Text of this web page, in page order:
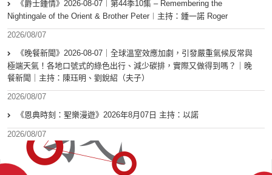
《爵士鍾情》2026-08-07︱第44季10集 – Remembering the
Nightingale of the Orient & Brother Peter︱主持：鍾一諾 Roger
2026/08/07
《晚餐新聞》2026-08-07｜全球溫室效應加劇，引發嚴重氣候反常與
極端天氣！各地口號式的綠色出行、減少碳排，實際又做得到嗎？｜晚
餐新聞｜主持：陳珏明、劉銳紹（夫子）
2026/08/07
《恩典時刻：聖樂漫遊》2026年8月07日 主持：以諾
2026/08/07